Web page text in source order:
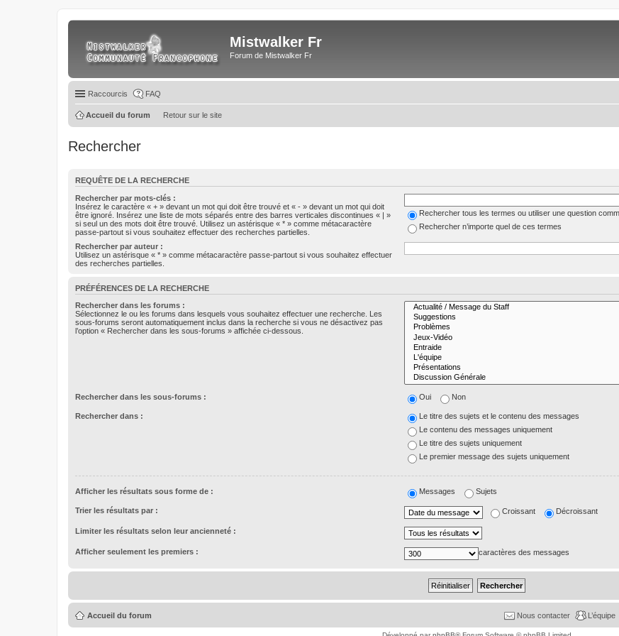
Mistwalker Fr
Forum de Mistwalker Fr
Raccourcis FAQ
Retour sur le site
Accueil du forum
Rechercher
REQUÊTE DE LA RECHERCHE
Rechercher par mots-clés :
Insérez le caractère « + » devant un mot qui doit être trouvé et « - » devant un mot qui doit
être ignoré. Insérez une liste de mots séparés entre des barres verticales discontinues « | »
si seul un des mots doit être trouvé. Utilisez un astérisque « * » comme métacaractère
passe-partout si vous souhaitez effectuer des recherches partielles.
Rechercher tous les termes ou utiliser une question
Rechercher n’importe quel de ces termes
Rechercher par auteur :
Utilisez un astérisque « * » comme métacaractère passe-partout si vous souhaitez effectuer
des recherches partielles.
PRÉFÉRENCES DE LA RECHERCHE
Rechercher dans les forums :
Sélectionnez le ou les forums dans lesquels vous souhaitez effectuer une recherche. Les
sous-forums seront automatiquement inclus dans la recherche si vous ne désactivez pas
l’option « Rechercher dans les sous-forums » affichée ci-dessous.
Rechercher dans les sous-forums : Oui Non
Rechercher dans :
Le titre des sujets et le contenu des messages
Le contenu des messages uniquement
Le titre des sujets uniquement
Le premier message des sujets uniquement
Afficher les résultats sous forme de : Messages Sujets
Trier les résultats par : Croissant Décroissant
Limiter les résultats selon leur ancienneté :
Afficher seulement les premiers : caractères des messages
Accueil du forum L’équipe
Nous contacter